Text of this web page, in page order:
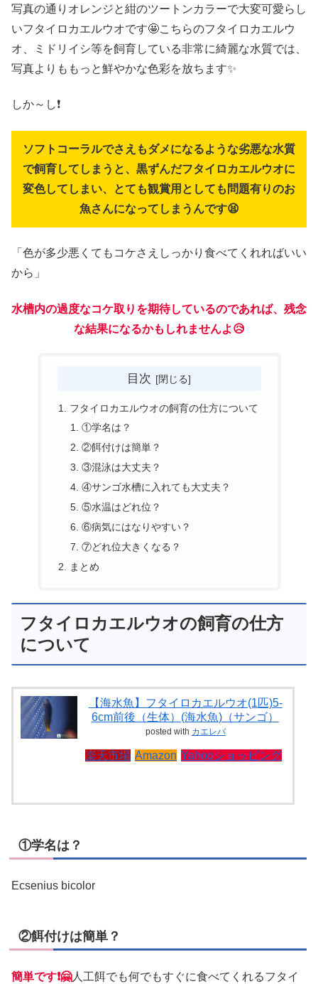
写真の通りオレンジと紺のツートンカラーで大変可愛らし
いフタイロカエルウオです🤩こちらのフタイロカエルウ
オ、ミドリイシ等を飼育している非常に綺麗な水質では、
写真よりももっと鮮やかな色彩を放ちます✨
しか～し❗
ソフトコーラルでさえもダメになるような劣悪な水質
で飼育してしまうと、黒ずんだフタイロカエルウオに
変色してしまい、とても観賞用としても問題有りのお
魚さんになってしまうんです😫
「色が多少悪くてもコケさえしっかり食べてくれればいい
から」
水槽内の過度なコケ取りを期待しているのであれば、残念
な結果になるかもしれませんよ😥
目次
フタイロカエルウオの飼育の仕方について
①学名は？
②餌付けは簡単？
③混泳は大丈夫？
④サンゴ水槽に入れても大丈夫？
⑤水温はどれ位？
⑥病気にはなりやすい？
⑦どれ位大きくなる？
まとめ
フタイロカエルウオの飼育の仕方
について
【海水魚】フタイロカエルウオ(1匹)5-
6cm前後（生体）(海水魚)（サンゴ）
posted with カエレバ
楽天市場 Amazon Yahooショッピング
①学名は？
Ecsenius bicolor
②餌付けは簡単？
簡単です❗🤗人工餌でも何でもすぐに食べてくれるフタイ